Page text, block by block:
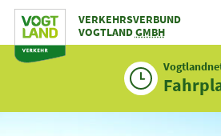
Zum
Inhalt
VERKEHRSVERBUND
VOGTLANDGMBH